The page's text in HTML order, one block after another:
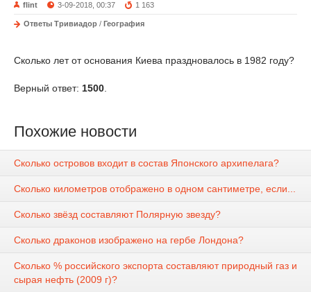
flint 3-09-2018, 00:37 1 163
Ответы Тривиадор / География
Сколько лет от основания Киева праздновалось в 1982 году?
Верный ответ: 1500
Похожие новости
Сколько островов входит в состав Японского архипелага?
Сколько километров отображено в одном сантиметре, если...
Сколько звёзд составляют Полярную звезду?
Сколько драконов изображено на гербе Лондона?
Сколько % российского экспорта составляют природный газ и
сырая нефть (2009 г)?